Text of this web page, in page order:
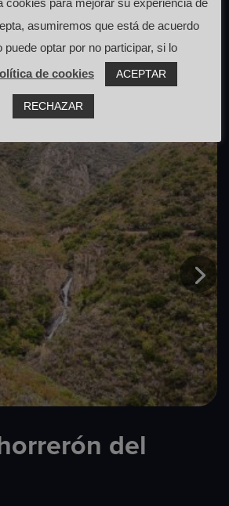
del
cookies para mejorar su experiencia de
asumiremos que está de acuerdo
puede optar por no participar, si lo
de cookies ACEPTAR
RECHAZAR